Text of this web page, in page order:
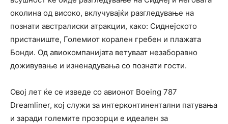
околина од високо, вклучувајќи разгледување на
познати австралиски атракции, како: Сиднејското
пристаниште, Големиот корален гребен и плажата
Бонди. Од авиокомпанијата ветуваат незаборавно
доживување и изненадувања со познати гости.
Овој лет ќе се изведе со авионот Boeing 787
Dreamliner, кој служи за интерконтинентални патувања
и заради големите прозорци е идеален за